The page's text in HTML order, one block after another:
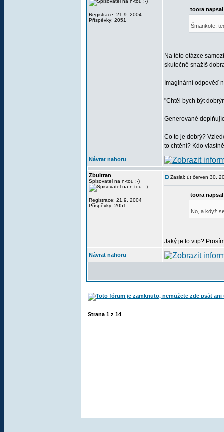
Registrace: 21.9. 2004
Příspěvky: 2051
toora
Šmankote,
Na této otázce
skutečně snažíš
Imaginární odpověď
"Chtěl bych být
Generované
Co to je dobrý?
to chtění? Kdo
Návrat nahoru
Zbultran
Spisovatel na n-tou :-)
Registrace: 21.9. 2004
Příspěvky: 2051
Zaslal: út červen 30,
toora
No, a když
Jaký je to vtip?
Návrat nahoru
Strana 1 z 14